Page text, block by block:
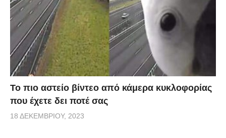
Το πιο αστείο βίντεο από κάμερα κυκλοφορίας
που έχετε δει ποτέ σας
18 ΔΕΚΕΜΒΡΊΟΥ, 2023